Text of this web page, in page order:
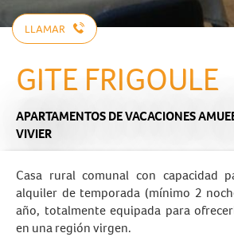
LLAMAR
GITE FRIGOULE
APARTAMENTOS DE VACACIONES
VIVIER
Casa rural comunal con capacidad
alquiler de temporada (mínimo 2
año, totalmente equipada para
en una región virgen.